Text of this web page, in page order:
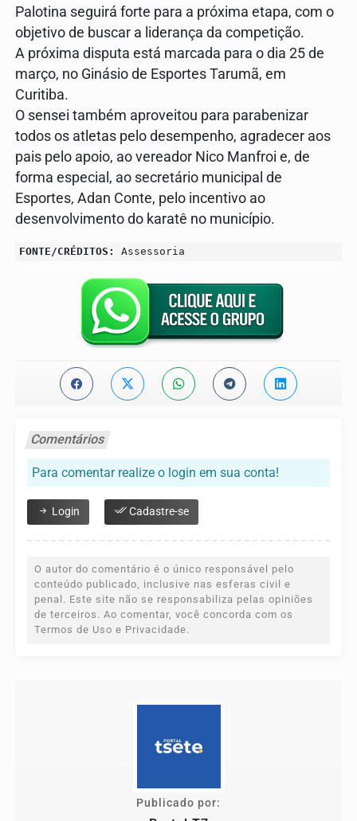
Palotina seguirá forte para a próxima etapa, com o
objetivo de buscar a liderança da competição.
A próxima disputa está marcada para o dia 25 de
março, no Ginásio de Esportes Tarumã, em
Curitiba.
O sensei também aproveitou para parabenizar
todos os atletas pelo desempenho, agradecer aos
pais pelo apoio, ao vereador Nico Manfroi e, de
forma especial, ao secretário municipal de
Esportes, Adan Conte, pelo incentivo ao
desenvolvimento do karatê no município.
FONTE/CRÉDITOS: Assessoria
Comentários
Para comentar realize o login em sua conta!
Login Cadastre-se
O autor do comentário é o único responsável pelo
conteúdo publicado, inclusive nas esferas civil e
penal. Este site não se responsabiliza pelas opiniões
de terceiros. Ao comentar, você concorda com os
Termos de Uso e Privacidade.
Publicado por: